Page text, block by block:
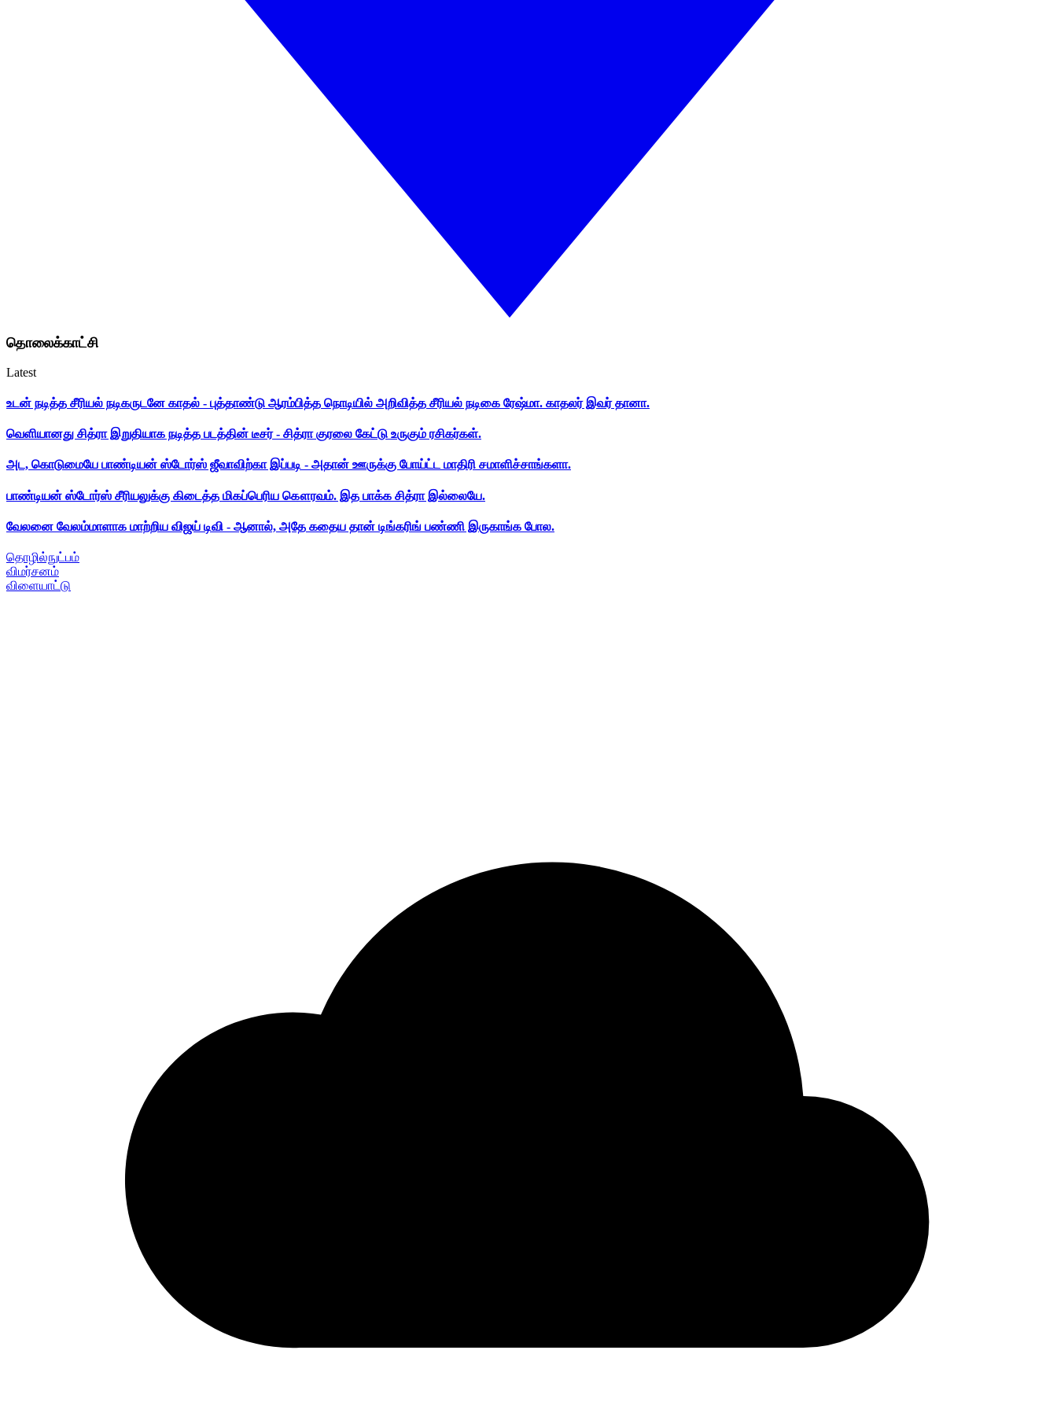
தொலைக்காட்சி
Latest
உடன் நடித்த சீரியல் நடிகருடனே காதல் - புத்தாண்டு ஆரம்பித்த நொடியில் அறிவித்த சீரியல் நடிகை ரேஷ்மா. காதலர் இவர் தானா.
வெளியானது சித்ரா இறுதியாக நடித்த படத்தின் டீசர் - சித்ரா குரலை கேட்டு உருகும் ரசிகர்கள்.
அட, கொடுமையே பாண்டியன் ஸ்டோர்ஸ் ஜீவாவிற்கா இப்படி - அதான் ஊருக்கு போய்ட்ட மாதிரி சமாளிச்சாங்களா.
பாண்டியன் ஸ்டோர்ஸ் சீரியலுக்கு கிடைத்த மிகப்பெரிய கௌரவம். இத பாக்க சித்ரா இல்லையே.
வேலனை வேலம்மாளாக மாற்றிய விஜய் டிவி - ஆனால், அதே கதைய தான் டிங்கரிங் பண்ணி இருகாங்க போல.
தொழில்நுட்பம்
விமர்சனம்
விளையாட்டு